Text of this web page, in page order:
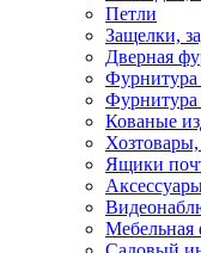
Петли
Защелки,
Дверная
Фурнитура
Фурнитура
Кованые
Ящики
Мебельная